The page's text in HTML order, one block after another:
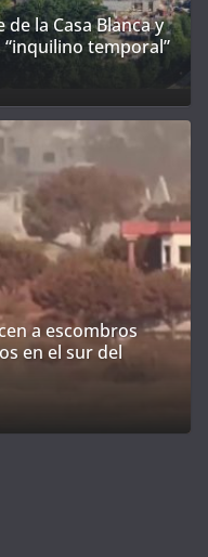
la Casa Blanca y
temporal”
a escombros
en el sur del